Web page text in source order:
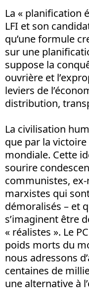
La « planification
LFI et son
qu’une formule
sur une
suppose la
ouvrière et
leviers de
distribution,
La civilisation
que par la
mondiale. Cette
sourire
communistes,
marxistes qui
démoralisés – et
s’imaginent être
« réalistes ». Le
poids morts du
nous adressons
centaines de
une alternative à